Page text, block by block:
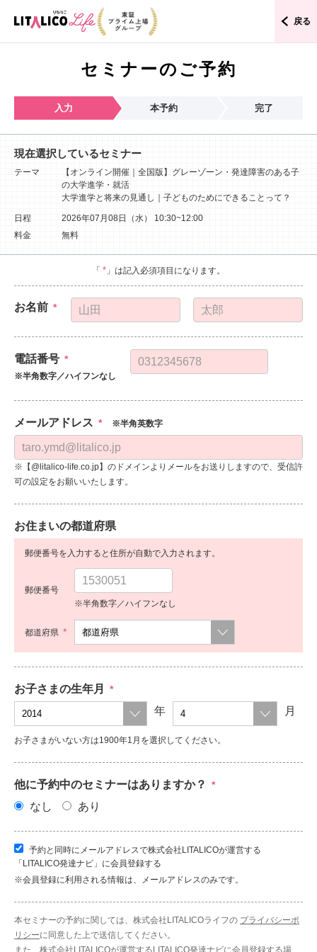
戻る
セミナーのご予約
入力 本予約 完了
現在選択しているセミナー
テーマ
【オンライン開催｜全国版】グレーゾーン・発達障害のある子
の大学進学・就活
大学進学と将来の見通し｜子どものためにできることって？
日程 2026年07月08日（水） 10:30~12:00
料金
無料
「 * 」は記入必須項目になります。
お名前 *
電話番号 *
※半角数字／ハイフンなし
メールアドレス * ※半角英数字
※【@litalico-life.co.jp】のドメインよりメールをお送りしますので、受信許
可の設定をお願いいたします。
お住まいの都道府県
郵便番号を入力すると住所が自動で入力されます。
郵便番号
※半角数字／ハイフンなし
都道府県 *
お子さまの生年月 *
年 月
お子さまがいない方は1900年1月を選択してください。
他に予約中のセミナーはありますか？ *
なし あり
予約と同時にメールアドレスで株式会社LITALICOが運営する
「LITALICO発達ナビ」に会員登録する
※会員登録に利用される情報は、メールアドレスのみです。
本セミナーの予約に関しては、株式会社LITALICOライフの プライバシーポ
リシーに同意した上で送信してください。
また、株式会社LITALICOが運営するLITALICO発達ナビに会員登録する場